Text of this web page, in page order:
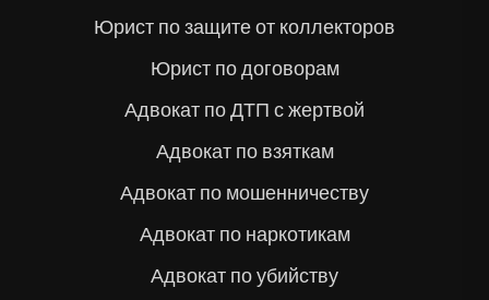
Юрист по защите от коллекторов
Юрист по договорам
Адвокат по ДТП с жертвой
Адвокат по взяткам
Адвокат по мошенничеству
Адвокат по наркотикам
Адвокат по убийству